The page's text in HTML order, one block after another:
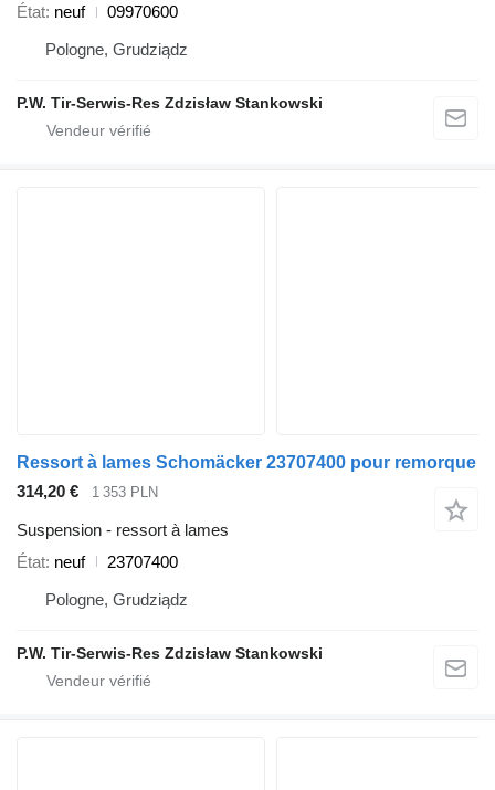
État neuf
09970600
Pologne, Grudziądz
P.W. Tir-Serwis-Res Zdzisław Stankowski
Ressort à lames Schomäcker 23707400 pour remorque
314,20 €
1 353 PLN
Suspension - ressort à lames
État neuf
23707400
Pologne, Grudziądz
P.W. Tir-Serwis-Res Zdzisław Stankowski